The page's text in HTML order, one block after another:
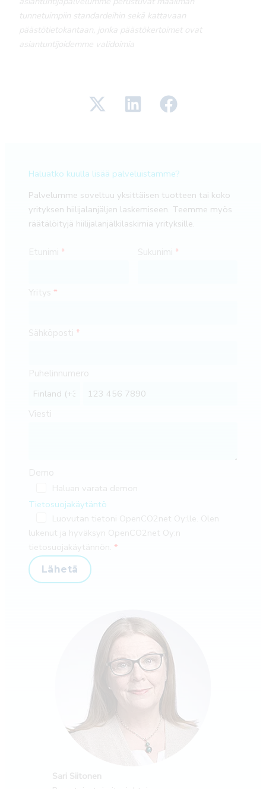
tunnetuimpiin standardeihin sekä kattavaan
päästötietokantaan, jonka päästökertoimet ovat
asiantuntijoidemme validoimia
Haluatko kuulla lisää palveluistamme?
Palvelumme soveltuu yksittäisen tuotteen tai koko
yrityksen hiilijalanjäljen laskemiseen. Teemme myös
räätälöityjä hiilijalanjälkilaskimia yrityksille.
Etunimi Sukunimi
Yritys
Sähköposti
Puhelinnumero
Viesti
Demo
Haluan varata demon
Tietosuojakäytäntö
Luovutan tietoni OpenCO2net Oy:lle. Olen
lukenut ja hyväksyn OpenCO2net Oy:n
tietosuojakäytännön.
Lähetä
Sari Siitonen